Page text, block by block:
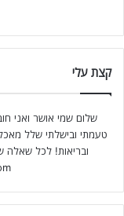
קצת עלי
שלום שמי אושר ואני
טעמתי ובישלתי שלל
ובריאות! לכל שאלה